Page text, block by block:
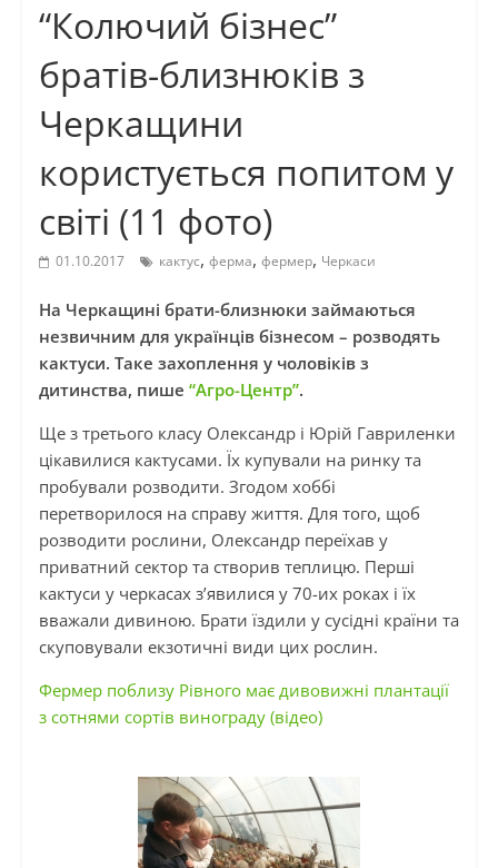
“Колючий бізнес”
братів-близнюків з
Черкащини
користується попитом у
світі (11 фото)
01.10.2017 кактус, ферма, фермер, Черкаси
На Черкащині брати-близнюки займаються
незвичним для українців бізнесом – розводять
кактуси. Таке захоплення у чоловіків з
дитинства, пише “Агро-Центр”.
Ще з третього класу Олександр і Юрій Гавриленки
цікавилися кактусами. Їх купували на ринку та
пробували розводити. Згодом хоббі
перетворилося на справу життя. Для того, щоб
розводити рослини, Олександр переїхав у
приватний сектор та створив теплицю. Перші
кактуси у черкасах з’явилися у 70-их роках і їх
вважали дивиною. Брати їздили у сусідні країни та
скуповували екзотичні види цих рослин.
Фермер поблизу Рівного має дивовижні плантації
з сотнями сортів винограду (відео)